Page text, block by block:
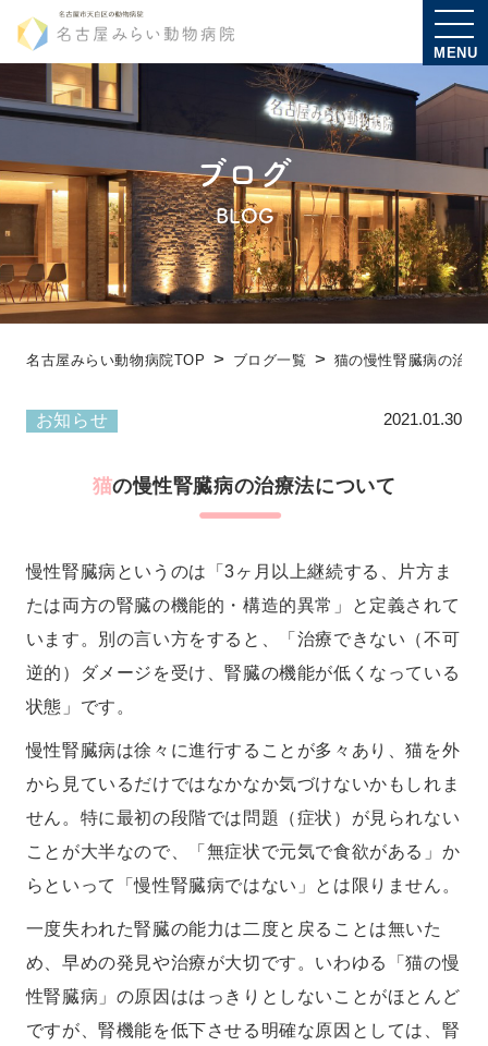
MENU
ブログ
BLOG
名古屋みらい動物病院TOP ブログ一覧 猫の慢性腎臓病の治
お知らせ 2021.01.30
猫の慢性腎臓病の治療法について
慢性腎臓病というのは「3ヶ月以上継続する、片方ま
たは両方の腎臓の機能的・構造的異常」と定義されて
います。別の言い方をすると、「治療できない（不可
逆的）
ダメージを受け、腎臓の機能が低くなっている
状態」です。
慢性腎臓病は徐々に進行することが多々あり、猫を外
から見ているだけではなかなか気づけないかもしれま
せん。特に最初の段階では問題（症状）が見られない
ことが大半なので、「無症状で元気で食欲がある」か
らといって「慢性腎臓病ではない」とは限りません。
一度失われた腎臓の能力は二度と戻ることは無いた
め、早めの発見や治療が大切です。いわゆる「猫の慢
性腎臓病」の原因ははっきりとしないことがほとんど
ですが、腎機能を低下させる明確な原因としては、腎